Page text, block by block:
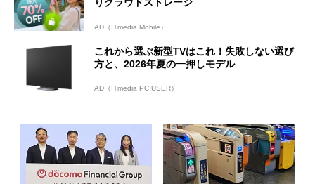
AD（ITmedia Mobile）
これから選ぶ新型TVはこれ！失敗しない選び
方と、2026年夏の一押しモデル
AD（ITmedia PC USER）